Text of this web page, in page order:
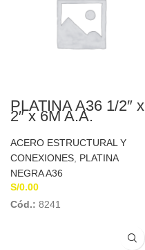
PLATINA A36 1/2″ x
2″ x 6M A.A.
ACERO ESTRUCTURAL Y
CONEXIONES PLATINA
NEGRA A36
S/0.00
Cód.: 8241